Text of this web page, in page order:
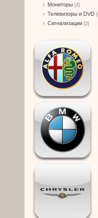
Мониторы [2]
Телевизоры и DVD
Сигнализации [2]